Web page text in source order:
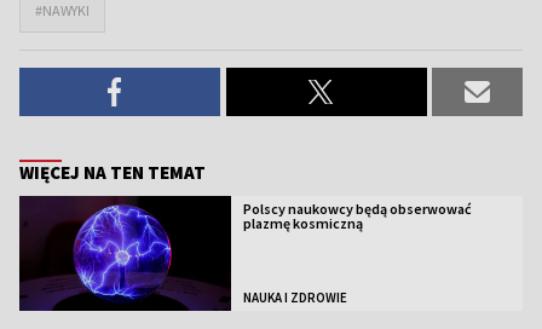
#NAWYKI
WIĘCEJ NA TEN TEMAT
Polscy naukowcy będą obserwować
plazmę kosmiczną
NAUKA I ZDROWIE